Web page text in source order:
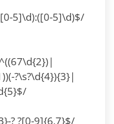
5]\d):([0-5]\d)$/
?\s?\d{4}){3}|
? ?[0-9]{6,7}$/